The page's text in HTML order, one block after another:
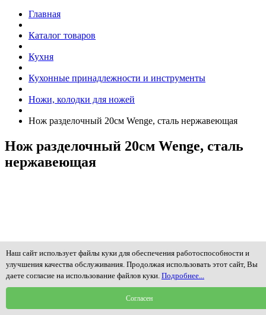
Главная
Каталог товаров
Кухня
Кухонные принадлежности и инструменты
Ножи, колодки для ножей
Нож разделочный 20см Wenge, сталь нержавеющая
Нож разделочный 20см Wenge, сталь
нержавеющая
Наш сайт использует файлы куки для обеспечения работоспособности и
улучшения качества обслуживания. Продолжая использовать этот сайт, Вы
даете согласие на использование файлов куки. Подробнее...
Согласен